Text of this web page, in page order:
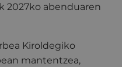
2027ko abenduaren
Kiroldegiko
mantentzea,